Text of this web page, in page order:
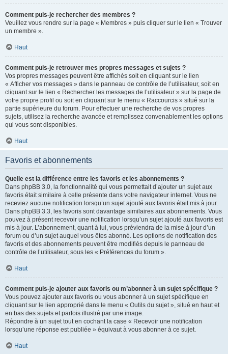
Comment puis-je rechercher des membres ?
Veuillez vous rendre sur la page « Membres » puis cliquer sur le lien « Trouver
un membre ».
Haut
Comment puis-je retrouver mes propres messages et sujets ?
Vos propres messages peuvent être affichés soit en cliquant sur le lien
« Afficher vos messages » dans le panneau de contrôle de l’utilisateur, soit en
cliquant sur le lien « Rechercher les messages de l’utilisateur » sur la page de
votre propre profil ou soit en cliquant sur le menu « Raccourcis » situé sur la
partie supérieure du forum. Pour effectuer une recherche de vos propres
sujets, utilisez la recherche avancée et remplissez convenablement les options
qui vous sont disponibles.
Haut
Favoris et abonnements
Quelle est la différence entre les favoris et les abonnements ?
Dans phpBB 3.0, la fonctionnalité qui vous permettait d’ajouter un sujet aux
favoris était similaire à celle présente dans votre navigateur internet. Vous ne
receviez aucune notification lorsqu’un sujet ajouté aux favoris était mis à jour.
Dans phpBB 3.3, les favoris sont davantage similaires aux abonnements. Vous
pouvez à présent recevoir une notification lorsqu’un sujet ajouté aux favoris est
mis à jour. L’abonnement, quant à lui, vous préviendra de la mise à jour d’un
forum ou d’un sujet auquel vous êtes abonné. Les options de notification des
favoris et des abonnements peuvent être modifiés depuis le panneau de
contrôle de l’utilisateur, sous les « Préférences du forum ».
Haut
Comment puis-je ajouter aux favoris ou m’abonner à un sujet spécifique ?
Vous pouvez ajouter aux favoris ou vous abonner à un sujet spécifique en
cliquant sur le lien approprié dans le menu « Outils du sujet », situé en haut et
en bas des sujets et parfois illustré par une image.
Répondre à un sujet tout en cochant la case « Recevoir une notification
lorsqu’une réponse est publiée » équivaut à vous abonner à ce sujet.
Haut